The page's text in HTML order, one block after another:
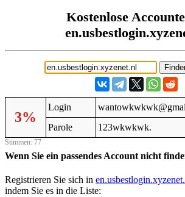
Kostenlose
3%
Login
Parole
123wkwkwk.
Stimmen: 77
Wenn Sie ein passendes Account nicht
Registrieren Sie sich in
indem Sie es in die Liste: